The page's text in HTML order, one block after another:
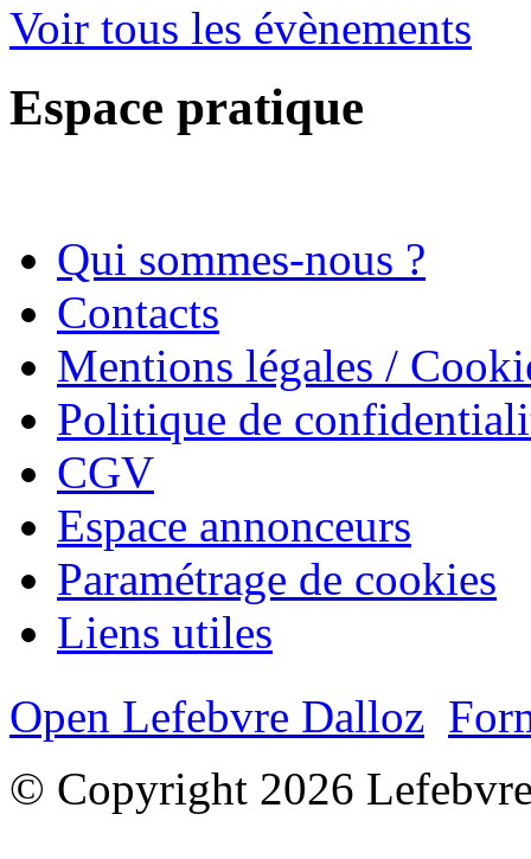
Voir tous les évènements
Espace pratique
Qui sommes-nous ?
Contacts
Mentions légales /
Politique de
CGV
Espace annonceurs
Paramétrage de cookies
Liens utiles
Open Lefebvre Dalloz
© Copyright 2026